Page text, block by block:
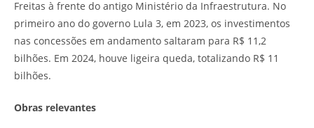
Freitas à frente do antigo Ministério da Infraestrutura. No
primeiro ano do governo Lula 3, em 2023, os investimentos
nas concessões em andamento saltaram para R$ 11,2
bilhões. Em 2024, houve ligeira queda, totalizando R$ 11
bilhões.
Obras relevantes